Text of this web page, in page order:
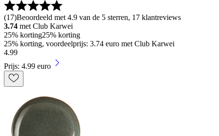
(17)Beoordeeld met 4.9 van de 5 sterren, 17 klantreviews
3.74 met Club Karwei
25% korting25% korting
25% korting, voordeelprijs: 3.74 euro met Club Karwei
4.99
Prijs: 4.99 euro